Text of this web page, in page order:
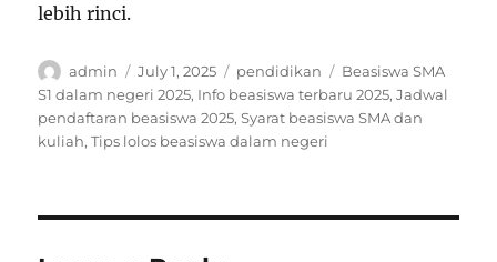
lebih rinci.
Author
admin
Posted
on
July 1, 2025 Categories
pendidikan Tags
Beasiswa SMA
S1 dalam negeri 2025, Info beasiswa terbaru 2025,Jadwal
pendaftaran beasiswa 2025,Syarat beasiswa SMA dan
kuliah,Tips lolos beasiswa dalam negeri